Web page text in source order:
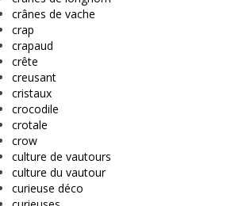
crânes de vache
crap
crapaud
crête
creusant
cristaux
crocodile
crotale
crow
culture de vautours
culture du vautour
curieuse déco